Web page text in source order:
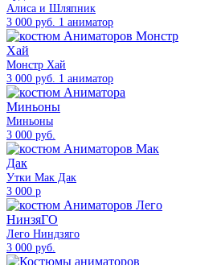
Алиса и Шляпник
3 000 руб. 1 аниматор
Монстр Хай
3 000 руб. 1 аниматор
Миньоны
3 000 руб.
Утки Мак Дак
3 000 р
Лего Ниндзяго
3 000 руб.